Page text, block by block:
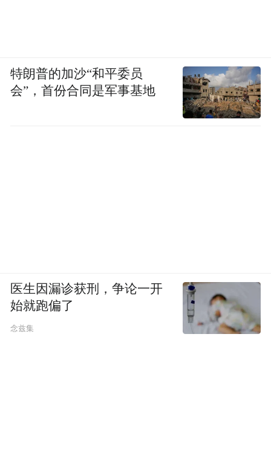
特朗普的加沙“和平委员
会”，首份合同是军事基地
医生因漏诊获刑，争论一开
始就跑偏了
念兹集